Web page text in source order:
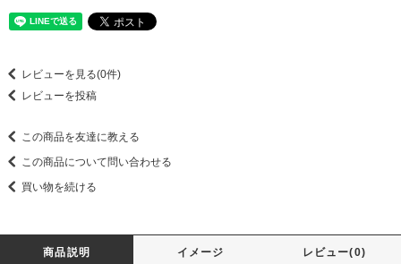
レビューを見る(0件)
レビューを投稿
この商品を友達に教える
この商品について問い合わせる
買い物を続ける
商品説明 イメージ レビュー(0)